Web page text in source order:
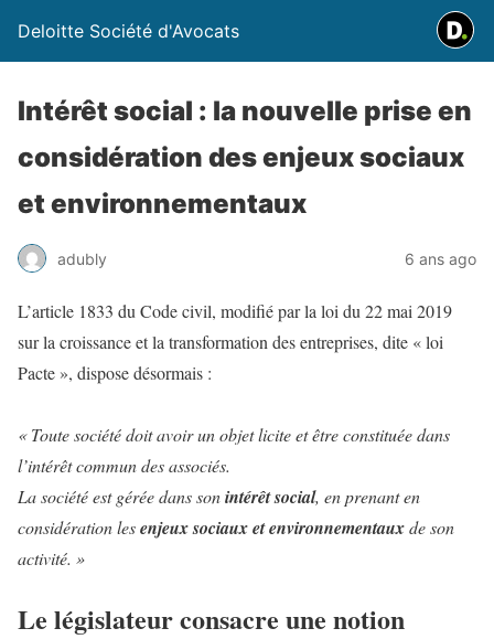
Deloitte Société d'Avocats
Intérêt social : la nouvelle prise en
considération des enjeux sociaux
et environnementaux
adubly 6 ans ago
L’article 1833 du Code civil, modifié par la loi du 22 mai 2019
sur la croissance et la transformation des entreprises, dite « loi
Pacte », dispose désormais :
« Toute société doit avoir un objet licite et être constituée dans
l’intérêt commun des associés.
La société est gérée dans sonintérêt social, en prenant en
considération lesenjeux sociaux et environnementauxde son
activité. »
Le législateur consacre une notion